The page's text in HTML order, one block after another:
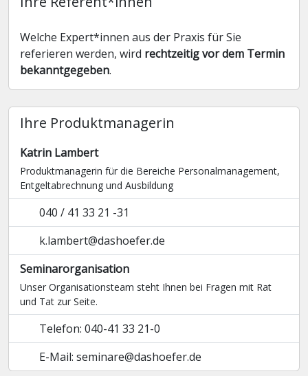
Welche Expert*innen aus der Praxis für Sie
referieren werden, wird rechtzeitig vor dem Termin
bekanntgegeben.
Ihre Produktmanagerin
Katrin Lambert
Produktmanagerin für die Bereiche Personalmanagement,
Entgelt­abrechnung und Ausbildung
040 / 41 33 21 -31
k.lambert@dashoefer.de
Seminarorganisation
Unser Organisationsteam steht Ihnen bei Fragen mit Rat
und Tat zur Seite.
Telefon: 040-41 33 21-0
E-Mail: seminare@dashoefer.de